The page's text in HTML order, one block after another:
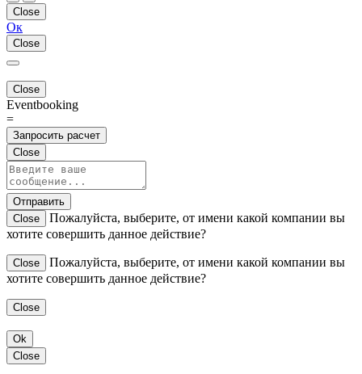
Close
Ок
Close
Close
Eventbooking
=
Запросить расчет
Close
Отправить
Close
Пожалуйста, выберите, от имени какой компании вы
хотите совершить данное действие?
Close
Пожалуйста, выберите, от имени какой компании вы
хотите совершить данное действие?
Close
Ok
Close